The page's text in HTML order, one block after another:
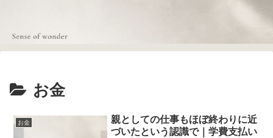
お金
お金
親としての仕事もほぼ終わりに近
づいたという認識で｜学費支払い